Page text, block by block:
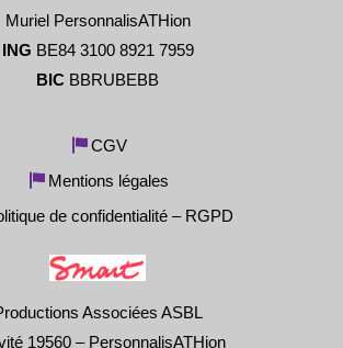
Muriel PersonnalisATHion
ING BE84 3100 8921 7959
BIC BBRUBEBB
CGV
Mentions légales
de confidentialité – RGPD
Associées ASBL
19560 – PersonnalisATHion